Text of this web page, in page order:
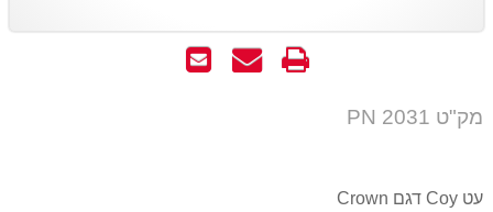
שלח
שאל
הדפס
מק"ט PN 2031
עט Coy דגם Crown